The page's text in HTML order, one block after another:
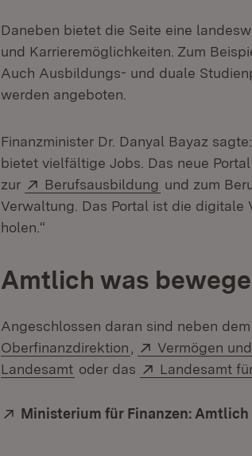
Daneben bietet die Seite eine
und Karrieremöglichkeiten. Zum
Auch Ausbildungs- und duale
werden angeboten.
Finanzminister Dr. Danyal Bayaz
bietet vielfältige Jobs. Das neue
zur
Extern:
Berufsausbildung (Öffnet in
und zum
Verwaltung. Das Portal ist die digitale
holen.“
Amtlich was
Angeschlossen daran sind neben
Oberfinanzdirektion (Öffnet in neuem
Extern:
Vermögen
Landesamt (Öffnet in neuem Fenster)
oder das Extern:
Landesamt
Extern:
Ministerium für Finanzen: Amtlich